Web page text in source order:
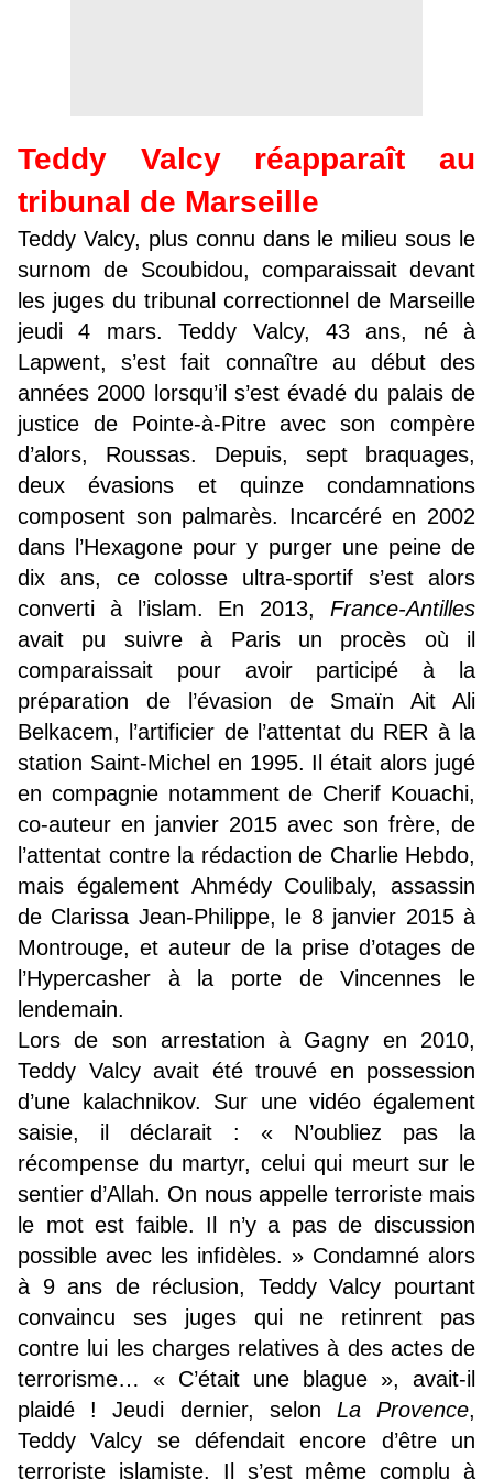
Teddy Valcy réapparaît au
tribunal de Marseille
Teddy Valcy, plus connu dans le milieu sous le
surnom de Scoubidou, comparaissait devant
les juges du tribunal correctionnel de Marseille
jeudi 4 mars. Teddy Valcy, 43 ans, né à
Lapwent, s’est fait connaître au début des
années 2000 lorsqu’il s’est évadé du palais de
justice de Pointe-à-Pitre avec son compère
d’alors, Roussas. Depuis, sept braquages,
deux évasions et quinze condamnations
composent son palmarès. Incarcéré en 2002
dans l’Hexagone pour y purger une peine de
dix ans, ce colosse ultra-sportif s’est alors
converti à l’islam. En 2013, France-Antilles
avait pu suivre à Paris un procès où il
comparaissait pour avoir participé à la
préparation de l’évasion de Smaïn Ait Ali
Belkacem, l’artificier de l’attentat du RER à la
station Saint-Michel en 1995. Il était alors jugé
en compagnie notamment de Cherif Kouachi,
co-auteur en janvier 2015 avec son frère, de
l’attentat contre la rédaction de Charlie Hebdo,
mais également Ahmédy Coulibaly, assassin
de Clarissa Jean-Philippe, le 8 janvier 2015 à
Montrouge, et auteur de la prise d’otages de
l’Hypercasher à la porte de Vincennes le
lendemain.
Lors de son arrestation à Gagny en 2010,
Teddy Valcy avait été trouvé en possession
d’une kalachnikov. Sur une vidéo également
saisie, il déclarait : « N’oubliez pas la
récompense du martyr, celui qui meurt sur le
sentier d’Allah. On nous appelle terroriste mais
le mot est faible. Il n’y a pas de discussion
possible avec les infidèles. » Condamné alors
à 9 ans de réclusion, Teddy Valcy pourtant
convaincu ses juges qui ne retinrent pas
contre lui les charges relatives à des actes de
terrorisme… « C’était une blague », avait-il
plaidé ! Jeudi dernier, selon La Provence,
Teddy Valcy se défendait encore d’être un
terroriste islamiste. Il s’est même complu à